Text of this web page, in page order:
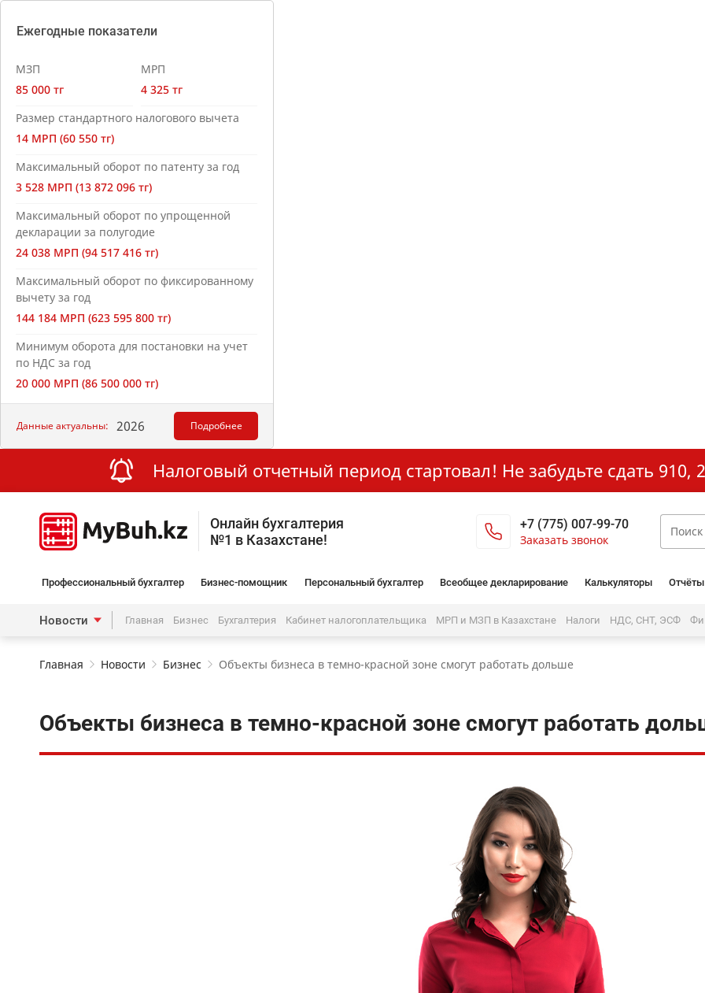
Ежегодные показатели
МЗП
85 000 тг
МРП
4 325 тг
Размер стандартного налогового вычета
14 МРП (60 550 тг)
Максимальный оборот по патенту за год
3 528 МРП (13 872 096 тг)
Максимальный оборот по упрощенной
декларации за полугодие
24 038 МРП (94 517 416 тг)
Максимальный оборот по фиксированному
вычету за год
144 184 МРП (623 595 800 тг)
Минимум оборота для постановки на учет
по НДС за год
20 000 МРП (86 500 000 тг)
Данные актуальны: 2026 Подробнее
Налоговый отчетный период стартовал! Не забудьте сдать 910,
Онлайн бухгалтерия
№1 в Казахстане!
+7 (775) 007-99-70
Заказать звонок
Профессиональный бухгалтер Бизнес-помощник Персональный бухгалтер Всеобщее декларирование Калькуляторы Отчёты
Новости Главная Бизнес Бухгалтерия Кабинет налогоплательщика МРП и МЗП в Казахстане Налоги НДС, СНТ, ЭСФ
Главная Новости Бизнес Объекты бизнеса в темно-красной зоне смогут работать дольше
Объекты бизнеса в темно-красной зоне смогут работать